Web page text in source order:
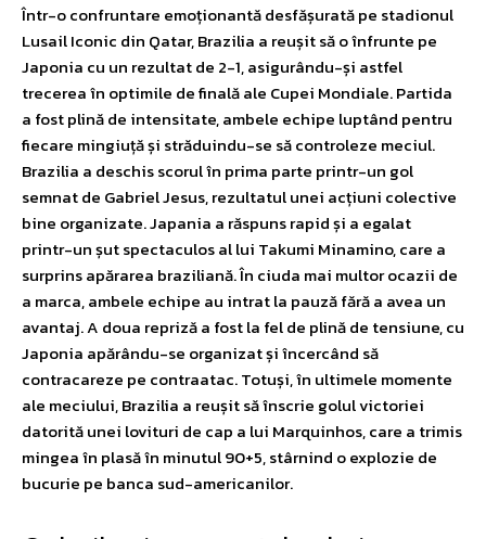
Într-o confruntare emoționantă desfășurată pe stadionul
Lusail Iconic din Qatar, Brazilia a reușit să o înfrunte pe
Japonia cu un rezultat de 2-1, asigurându-și astfel
trecerea în optimile de finală ale Cupei Mondiale. Partida
a fost plină de intensitate, ambele echipe luptând pentru
fiecare mingiuță și străduindu-se să controleze meciul.
Brazilia a deschis scorul în prima parte printr-un gol
semnat de Gabriel Jesus, rezultatul unei acțiuni colective
bine organizate. Japania a răspuns rapid și a egalat
printr-un șut spectaculos al lui Takumi Minamino, care a
surprins apărarea braziliană. În ciuda mai multor ocazii de
a marca, ambele echipe au intrat la pauză fără a avea un
avantaj. A doua repriză a fost la fel de plină de tensiune, cu
Japonia apărându-se organizat și încercând să
contracareze pe contraatac. Totuși, în ultimele momente
ale meciului, Brazilia a reușit să înscrie golul victoriei
datorită unei lovituri de cap a lui Marquinhos, care a trimis
mingea în plasă în minutul 90+5, stârnind o explozie de
bucurie pe banca sud-americanilor.